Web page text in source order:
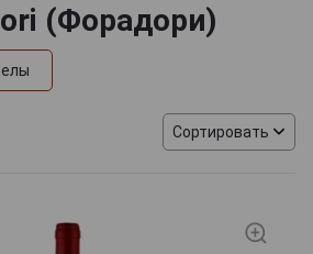
(Форадори)
Сортировать